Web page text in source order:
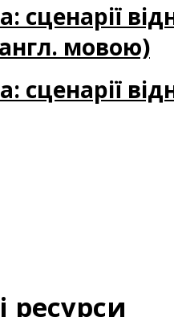
сценарії
мовою)
сценарії
ресурси